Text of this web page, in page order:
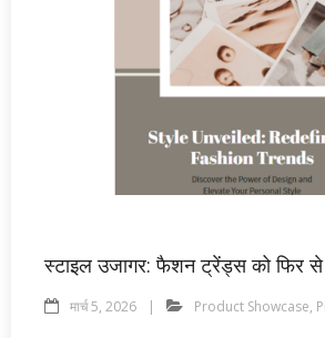
स्टाइल उजागर: फैशन ट्रेंड्स को फिर से
मार्च 5, 2026 Product Showcase,